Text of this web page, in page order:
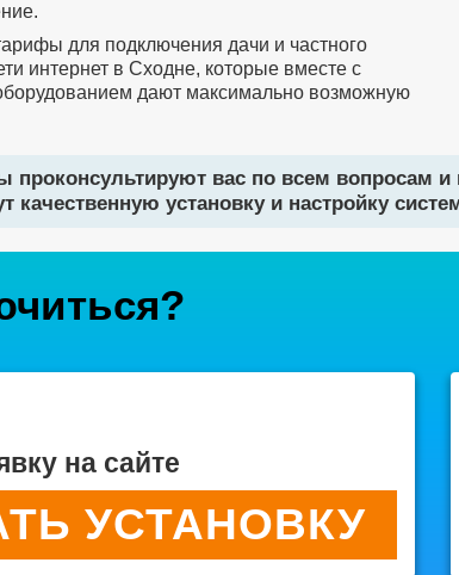
для подключения дачи и частного
интернет в Сходне, которые вместе с
дают максимально возможную
проконсультируют вас по всем вопросам
качественную установку и настройку
на сайте
УСТАНОВКУ